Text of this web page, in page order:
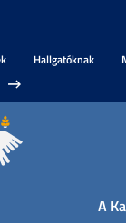
Hallgatóknak
A